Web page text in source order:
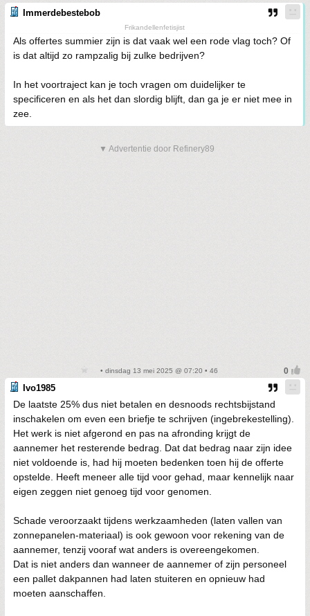
Immerdebestebob
Frikandellenfetisjist
Als offertes summier zijn is dat vaak wel een rode vlag toch? Of
is dat altijd zo rampzalig bij zulke bedrijven?
In het voortraject kan je toch vragen om duidelijker te
specificeren en als het dan slordig blijft, dan ga je er niet mee in
zee.
▼ Advertentie door Refinery89
• dinsdag 13 mei 2025 @ 07:20 • 46
Ivo1985
De laatste 25% dus niet betalen en desnoods rechtsbijstand
inschakelen om even een briefje te schrijven (ingebrekestelling).
Het werk is niet afgerond en pas na afronding krijgt de
aannemer het resterende bedrag. Dat dat bedrag naar zijn idee
niet voldoende is, had hij moeten bedenken toen hij de offerte
opstelde. Heeft meneer alle tijd voor gehad, maar kennelijk naar
eigen zeggen niet genoeg tijd voor genomen.
Schade veroorzaakt tijdens werkzaamheden (laten vallen van
zonnepanelen-materiaal) is ook gewoon voor rekening van de
aannemer, tenzij vooraf wat anders is overeengekomen.
Dat is niet anders dan wanneer de aannemer of zijn personeel
een pallet dakpannen had laten stuiteren en opnieuw had
moeten aanschaffen.